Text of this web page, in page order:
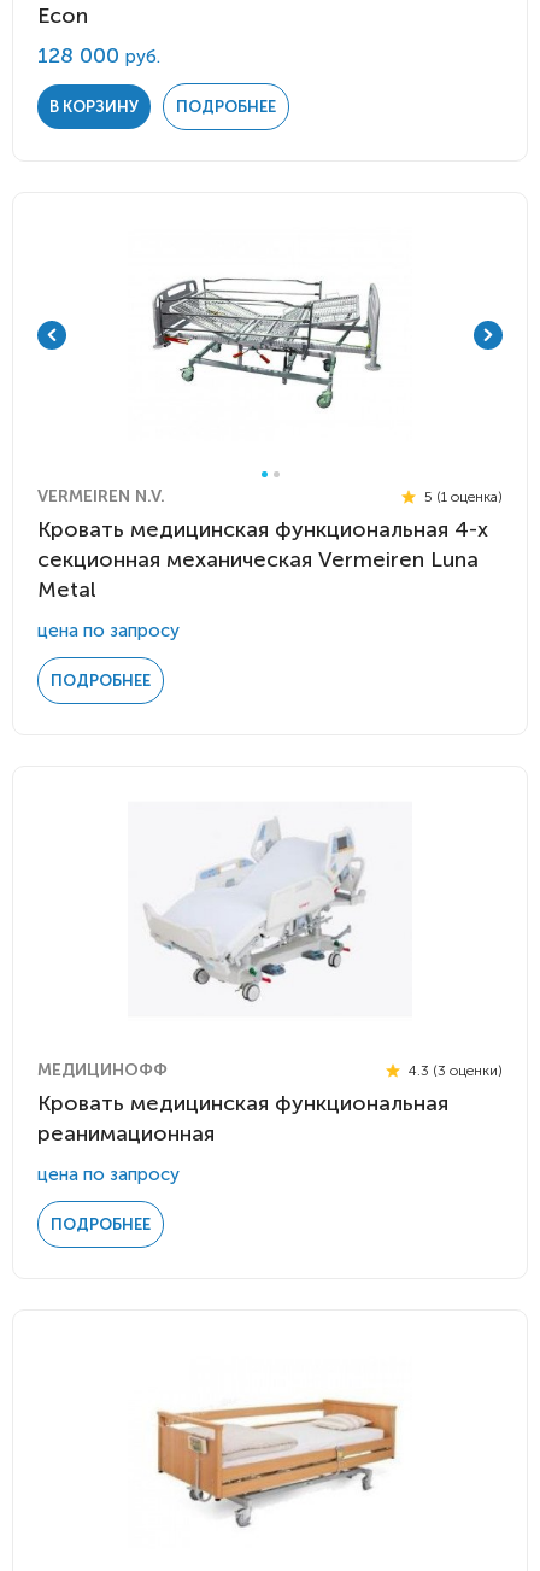
Econ
128 000 руб.
В КОРЗИНУ ПОДРОБНЕЕ
VERMEIREN N.V. 5 (1 оценка)
Кровать медицинская функциональная 4-х
секционная механическая Vermeiren Luna
Metal
цена по запросу
ПОДРОБНЕЕ
МЕДИЦИНОФФ 4.3 (3 оценки)
Кровать медицинская функциональная
реанимационная
цена по запросу
ПОДРОБНЕЕ